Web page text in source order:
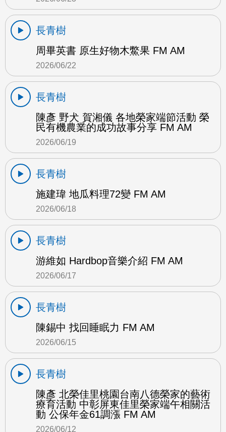
長青樹
周畢英書 原生好物木鱉果 FM AM
2026/06/22
長青樹
陳彥 野犬 賀湘儀 各地榮家端節活動 榮
民有機農業的成功故事分享 FM AM
2026/06/19
長青樹
施建瑋 地瓜料理72變 FM AM
2026/06/18
長青樹
游維如 Hardbop音樂介紹 FM AM
2026/06/17
長青樹
陳錫中 找回睡眠力 FM AM
2026/06/15
長青樹
陳彥 北榮佳里桃園台南八德榮家的藝術
療育活動 中彰屏東佳里榮家端午相關活
動 公保年金61調漲 FM AM
2026/06/12